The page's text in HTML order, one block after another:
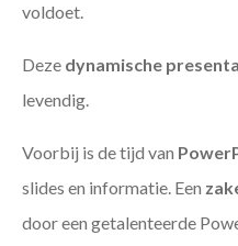
voldoet.
Deze dynamische
levendig.
Voorbij is de tijd van
slides en informatie. Een
door een getalenteerde